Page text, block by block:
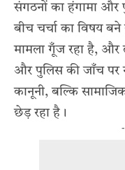
संगठनों का हंगामा और
बीच चर्चा का विषय
मामला गूँज रहा है,
और पुलिस की जाँच पर
कानूनी, बल्कि
छेड़ रहा है।